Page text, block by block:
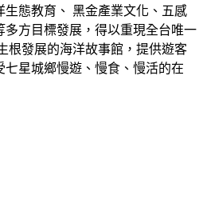
態教育、 黑金產業文化、五感
方目標發展，得以重現全台唯一
根發展的海洋故事館，提供遊客
星城鄉慢遊、慢食、慢活的在